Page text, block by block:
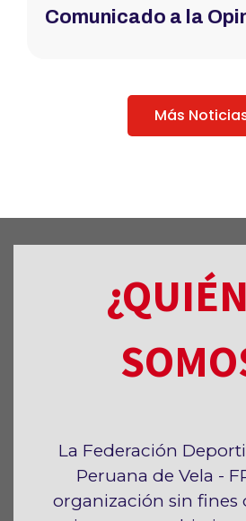
Comunicado a la
Más
La Federación
Peruana de Vela -
organización sin fines